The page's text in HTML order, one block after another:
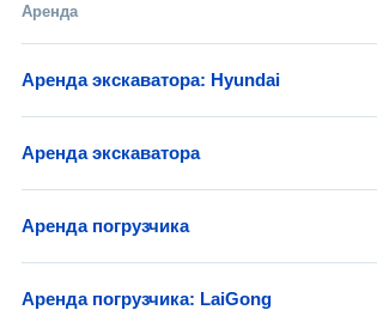
Аренда
Аренда экскаватора: Hyundai
Аренда экскаватора
Аренда погрузчика
Аренда погрузчика: LaiGong